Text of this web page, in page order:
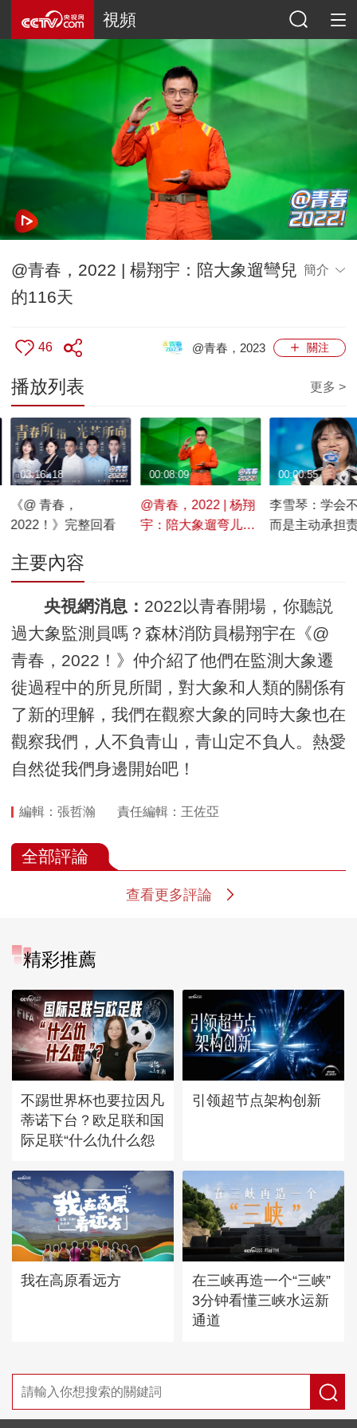
視頻
@青春，2022 | 楊翔宇：陪大象遛彎兒
的116天
簡介
46 關注
@青春，2023
播放列表 更多 >
《@ 青春，
2022！》完整回看
03:16::18
@青春，2022 | 杨翔
宇：陪大象遛弯儿的
00:08:09
李雪琴：学会
而是主动承担
00:00:55
主要內容
央視網消息： 2022以青春開場，你聽説
過大象監測員嗎？森林消防員楊翔宇在《@
青春，2022！》仲介紹了他們在監測大象遷
徙過程中的所見所聞，對大象和人類的關係有
了新的理解，我們在觀察大象的同時大象也在
觀察我們，人不負青山，青山定不負人。熱愛
自然從我們身邊開始吧！
編輯：張哲瀚 責任編輯：王佐亞
全部評論
查看更多評論
精彩推薦
不踢世界杯也要拉因凡
蒂诺下台？欧足联和国
际足联“什么仇什么怨
引领超节点架构创新
我在高原看远方
在三峡再造一个“三峡”
3分钟看懂三峡水运新
通道